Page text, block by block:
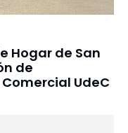
Hogar de San
de
UdeC